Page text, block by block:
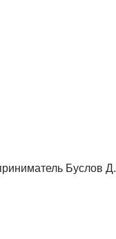
Буслов